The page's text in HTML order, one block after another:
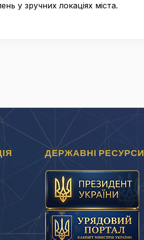
у зручних локаціях міста.
ДЕРЖАВНІ РЕСУРСИ